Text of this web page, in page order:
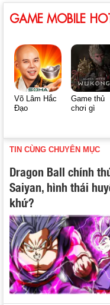
GAME MOBILE
Võ Lâm Hắc
Đạo
Game thủ
chơi gì
TIN CÙNG CHUYÊN MỤC
Dragon Ball chính
Saiyan, hình thái
khứ?